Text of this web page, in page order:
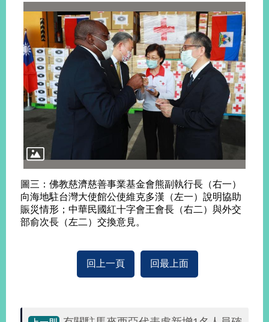
料
開
放
宣
告
隱
私
資
訊
安
全
政
策
站
說
圖三：佛教慈濟慈善事業基金會熊副執行長（右一）
向海地駐台灣大使館公使維克多漢（左一）說明協助
賑災情形；中華民國紅十字會王會長（右二）與外交
部俞次長（左二）交換意見。
回上一頁 回最上面